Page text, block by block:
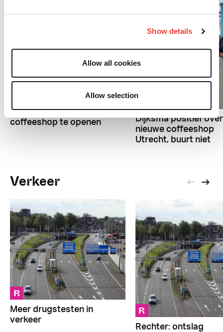
Show details
Allow all cookies
Allow selection
R
opnieuw eerste
coffeeshop te openen
Dijksma positief over
nieuwe coffeeshop
Utrecht, buurt niet
Verkeer
R
Meer drugstesten in
verkeer
R
Rechter: ontslag